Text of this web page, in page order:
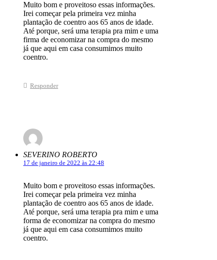
Muito bom e proveitoso essas informações.
Irei começar pela primeira vez minha
plantação de coentro aos 65 anos de idade.
Até porque, será uma terapia pra mim e uma
firma de economizar na compra do mesmo
já que aqui em casa consumimos muito
coentro.
Responder
SEVERINO ROBERTO
17 de janeiro de 2022 às 22:48
Muito bom e proveitoso essas informações.
Irei começar pela primeira vez minha
plantação de coentro aos 65 anos de idade.
Até porque, será uma terapia pra mim e uma
forma de economizar na compra do mesmo
já que aqui em casa consumimos muito
coentro.